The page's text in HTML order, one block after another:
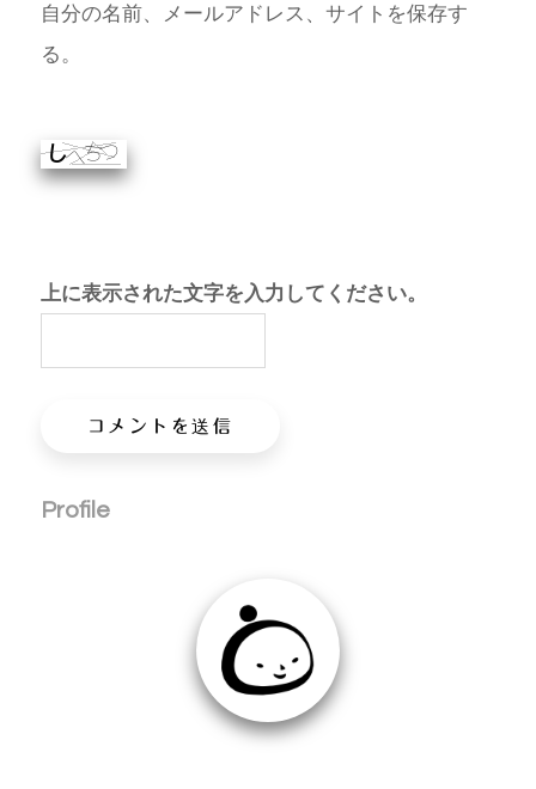
自分の名前、メールアドレス、サイトを保存す
る。
上に表示された文字を入力してください。
Profile